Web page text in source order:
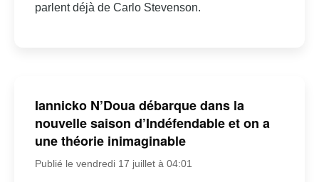
parlent déjà de Carlo Stevenson.
Iannicko N’Doua débarque dans la
nouvelle saison d’Indéfendable et on a
une théorie inimaginable
Publié le vendredi 17 juillet à 04:01